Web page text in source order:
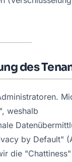
des
weshalb
by Default"
die "Chattiness"